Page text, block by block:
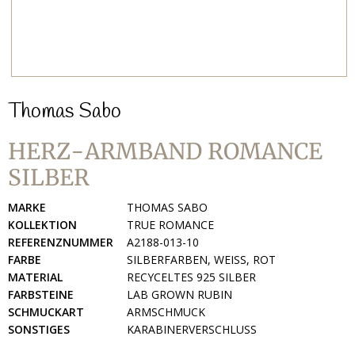
Thomas Sabo
HERZ-ARMBAND ROMANCE
SILBER
MARKE
THOMAS SABO
KOLLEKTION
TRUE ROMANCE
REFERENZNUMMER
A2188-013-10
FARBE
SILBERFARBEN, WEISS, ROT
MATERIAL
RECYCELTES 925 SILBER
FARBSTEINE
LAB GROWN RUBIN
SCHMUCKART
ARMSCHMUCK
SONSTIGES
KARABINERVERSCHLUSS